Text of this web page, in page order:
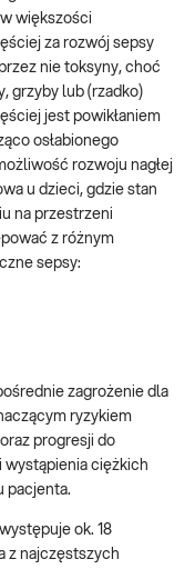
większości
za rozwój sepsy
nie toksyny, choć
grzyby lub (rzadko)
jest powikłaniem
osłabionego
rozwoju nagłej
u dzieci, gdzie stan
na przestrzeni
z różnym
sepsy:
zagrożenie dla
ryzykiem
progresji do
ciężkich
pacjenta.
ok. 18
z najczęstszych